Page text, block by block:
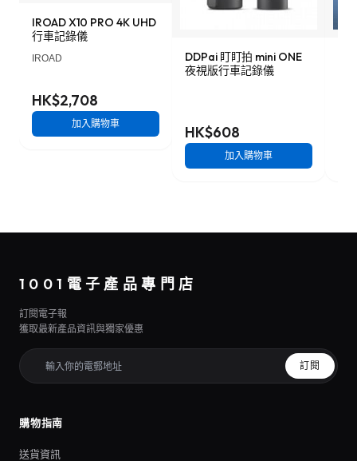
IROAD X10 PRO 4K UHD
行車記錄儀
IROAD
HK$2,708
加入購物車
DDPai 盯盯拍 mini ONE
夜視版行車記錄儀
HK$608
加入購物車
1001電子產品專門店
訂閱電子報
獲取最新產品資訊與獨家優惠
訂閱
購物指南
送貨資訊